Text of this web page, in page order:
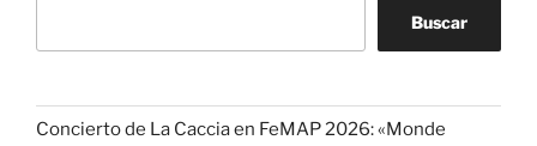
Buscar
Concierto de La Caccia en FeMAP 2026: «Monde